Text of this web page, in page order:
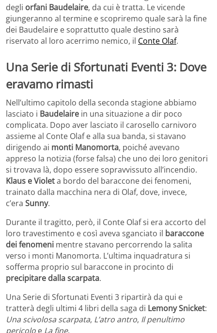
degli orfani Baudelaire, da cui è tratta. Le vicende
giungeranno al termine e scopriremo quale sarà la fine
dei Baudelaire e soprattutto quale destino sarà
riservato al loro acerrimo nemico, il Conte Olaf.
Una Serie di Sfortunati Eventi 3: Dove
eravamo rimasti
Nell’ultimo capitolo della seconda stagione abbiamo
lasciato i Baudelaire in una situazione a dir poco
complicata. Dopo aver lasciato il carosello carnivoro
assieme al Conte Olaf e alla sua banda, si stavano
dirigendo ai monti Manomorta, poiché avevano
appreso la notizia (forse falsa) che uno dei loro genitori
si trovava là, dopo essere sopravvissuto all’incendio.
Klaus e Violeta bordo del baraccone dei fenomeni,
trainato dalla macchina nera di Olaf, dove, invece,
c’era Sunny.
Durante il tragitto, però, il Conte Olaf si era accorto del
loro travestimento e così aveva sganciato il baraccone
dei fenomeni mentre stavano percorrendo la salita
verso i monti Manomorta. L’ultima inquadratura si
sofferma proprio sul baraccone in procinto di
precipitare dalla scarpata.
Una Serie di Sfortunati Eventi 3 ripartirà da qui e
tratterà degli ultimi 4 libri della saga di Lemony Snicket:
Una scivolosa scarpata, L’atro antro, Il penultimo
pericolo e La fine.